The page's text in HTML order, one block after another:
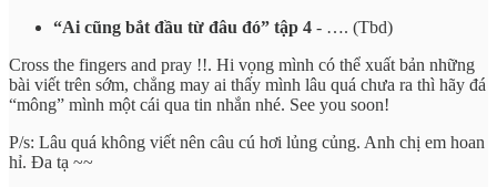
“Ai cũng bắt đầu từ đâu đó” tập 4 - …. (Tbd)
Cross the fingers and pray !!. Hi vọng mình có thể xuất bản những
bài viết trên sớm, chẳng may ai thấy mình lâu quá chưa ra thì hãy đá
“mông” mình một cái qua tin nhắn nhé. See you soon!
P/s: Lâu quá không viết nên câu cú hơi lủng củng. Anh chị em hoan
hỉ. Đa tạ ~~